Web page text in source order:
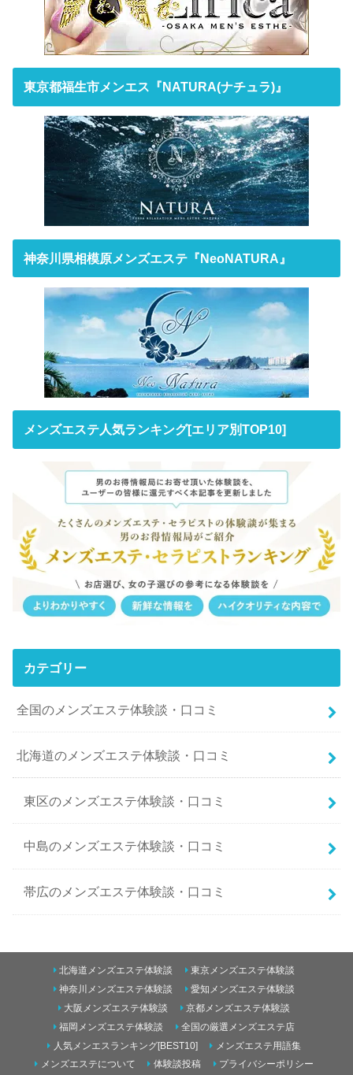
東京都福生市メンエス『NATURA(ナチュラ)』
神奈川県相模原メンズエステ『NeoNATURA』
メンズエステ人気ランキング[エリア別TOP10]
カテゴリー
全国のメンズエステ体験談・口コミ
北海道のメンズエステ体験談・口コミ
東区のメンズエステ体験談・口コミ
中島のメンズエステ体験談・口コミ
帯広のメンズエステ体験談・口コミ
東のメンズエステ体験談・口コミ
すすきののメンズエステ体験談・口コミ
北海道メンズエステ体験談
東京メンズエステ体験談
神奈川メンズエステ体験談
愛知メンズエステ体験談
大阪メンズエステ体験談
京都メンズエステ体験談
福岡メンズエステ体験談
全国の厳選メンズエステ店
人気メンエスランキング[BEST10]
メンズエステ用語集
メンズエステについて
体験談投稿 プライバシーポリシー